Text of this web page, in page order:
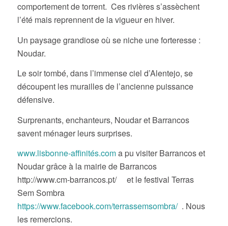
comportement de torrent. Ces rivières s’assèchent
l’été mais reprennent de la vigueur en hiver.
Un paysage grandiose où se niche une forteresse :
Noudar.
Le soir tombé, dans l’immense ciel d’Alentejo, se
découpent les murailles de l’ancienne puissance
défensive.
Surprenants, enchanteurs, Noudar et Barrancos
savent ménager leurs surprises.
www.lisbonne-affinités.coma pu visiter Barrancos et
Noudar grâce à la mairie de Barrancos
http://www.cm-barrancos.pt/ et le festival Terras
Sem Sombra
https://www.facebook.com/terrassemsombra/. Nous
les remercions.